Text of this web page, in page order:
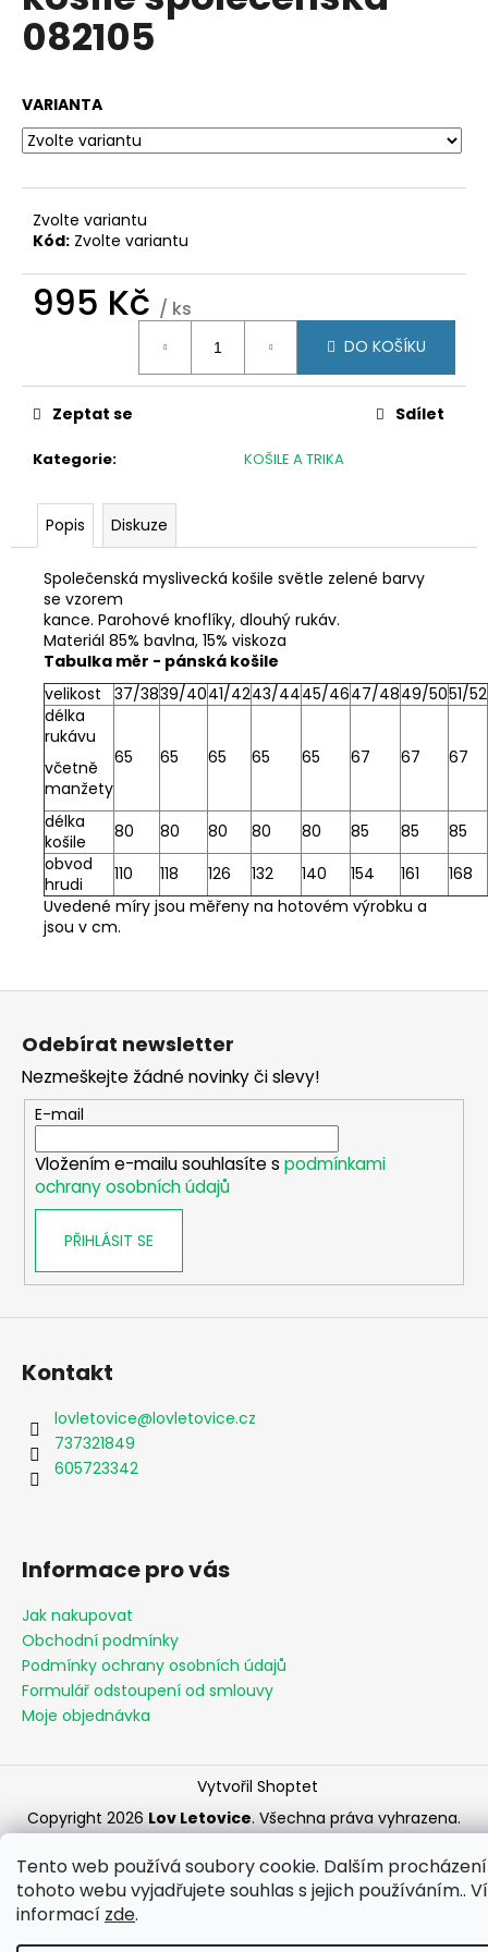
Tento web používá soubory cookie. Dalším
tohoto webu vyjadřujete souhlas s jejich používáním..
informací zde.
0,0
z082105
VARIANTA
Zvolte variantu
Kód: Zvolte variantu
995 Kč / ks
DO KOŠÍKU
Kategorie: KOŠILE A TRIKA
Zeptat se Sdílet
Popis Diskuze
Společenská myslivecká košile světle zelené barvy
se vzorem
kance. Parohové knoflíky, dlouhý rukáv.
Materiál 85% bavlna, 15% viskoza
Tabulka měr - pánská košile
velikost
37/3839/4041/4243/4445/4647/4849/5051/52
délka
rukávu
včetně
manžety
65 65 65 65 65 67 67 67
délka
košile
80 80 80 80 80 85 85
85
obvod
hrudi
110 118 126 132 140 154 161
168
Uvedené míry jsou měřeny na hotovém výrobku a
jsou v cm.
a
j
t
?
p
o
u
j
m
FLEECOVÁ
LOVECKÁ
BUNDA
SPIKE
250
Kč
Z
Odebírat newsletter
Nezmeškejte žádné novinky či slevy!
E-mail
Vložením e-mailu souhlasíte s podmínkami
ochrany osobních údajů
PŘIHLÁSIT SE
Kontakt
lovletovice@lovletovice.cz
737321849
605723342
Informace pro vás
Jak nakupovat
Obchodní podmínky
Podmínky ochrany osobních údajů
Formulář odstoupení od smlouvy
Moje objednávka
Vytvořil Shoptet
Copyright 2026 Lov Letovice. Všechna práva vyhrazena.